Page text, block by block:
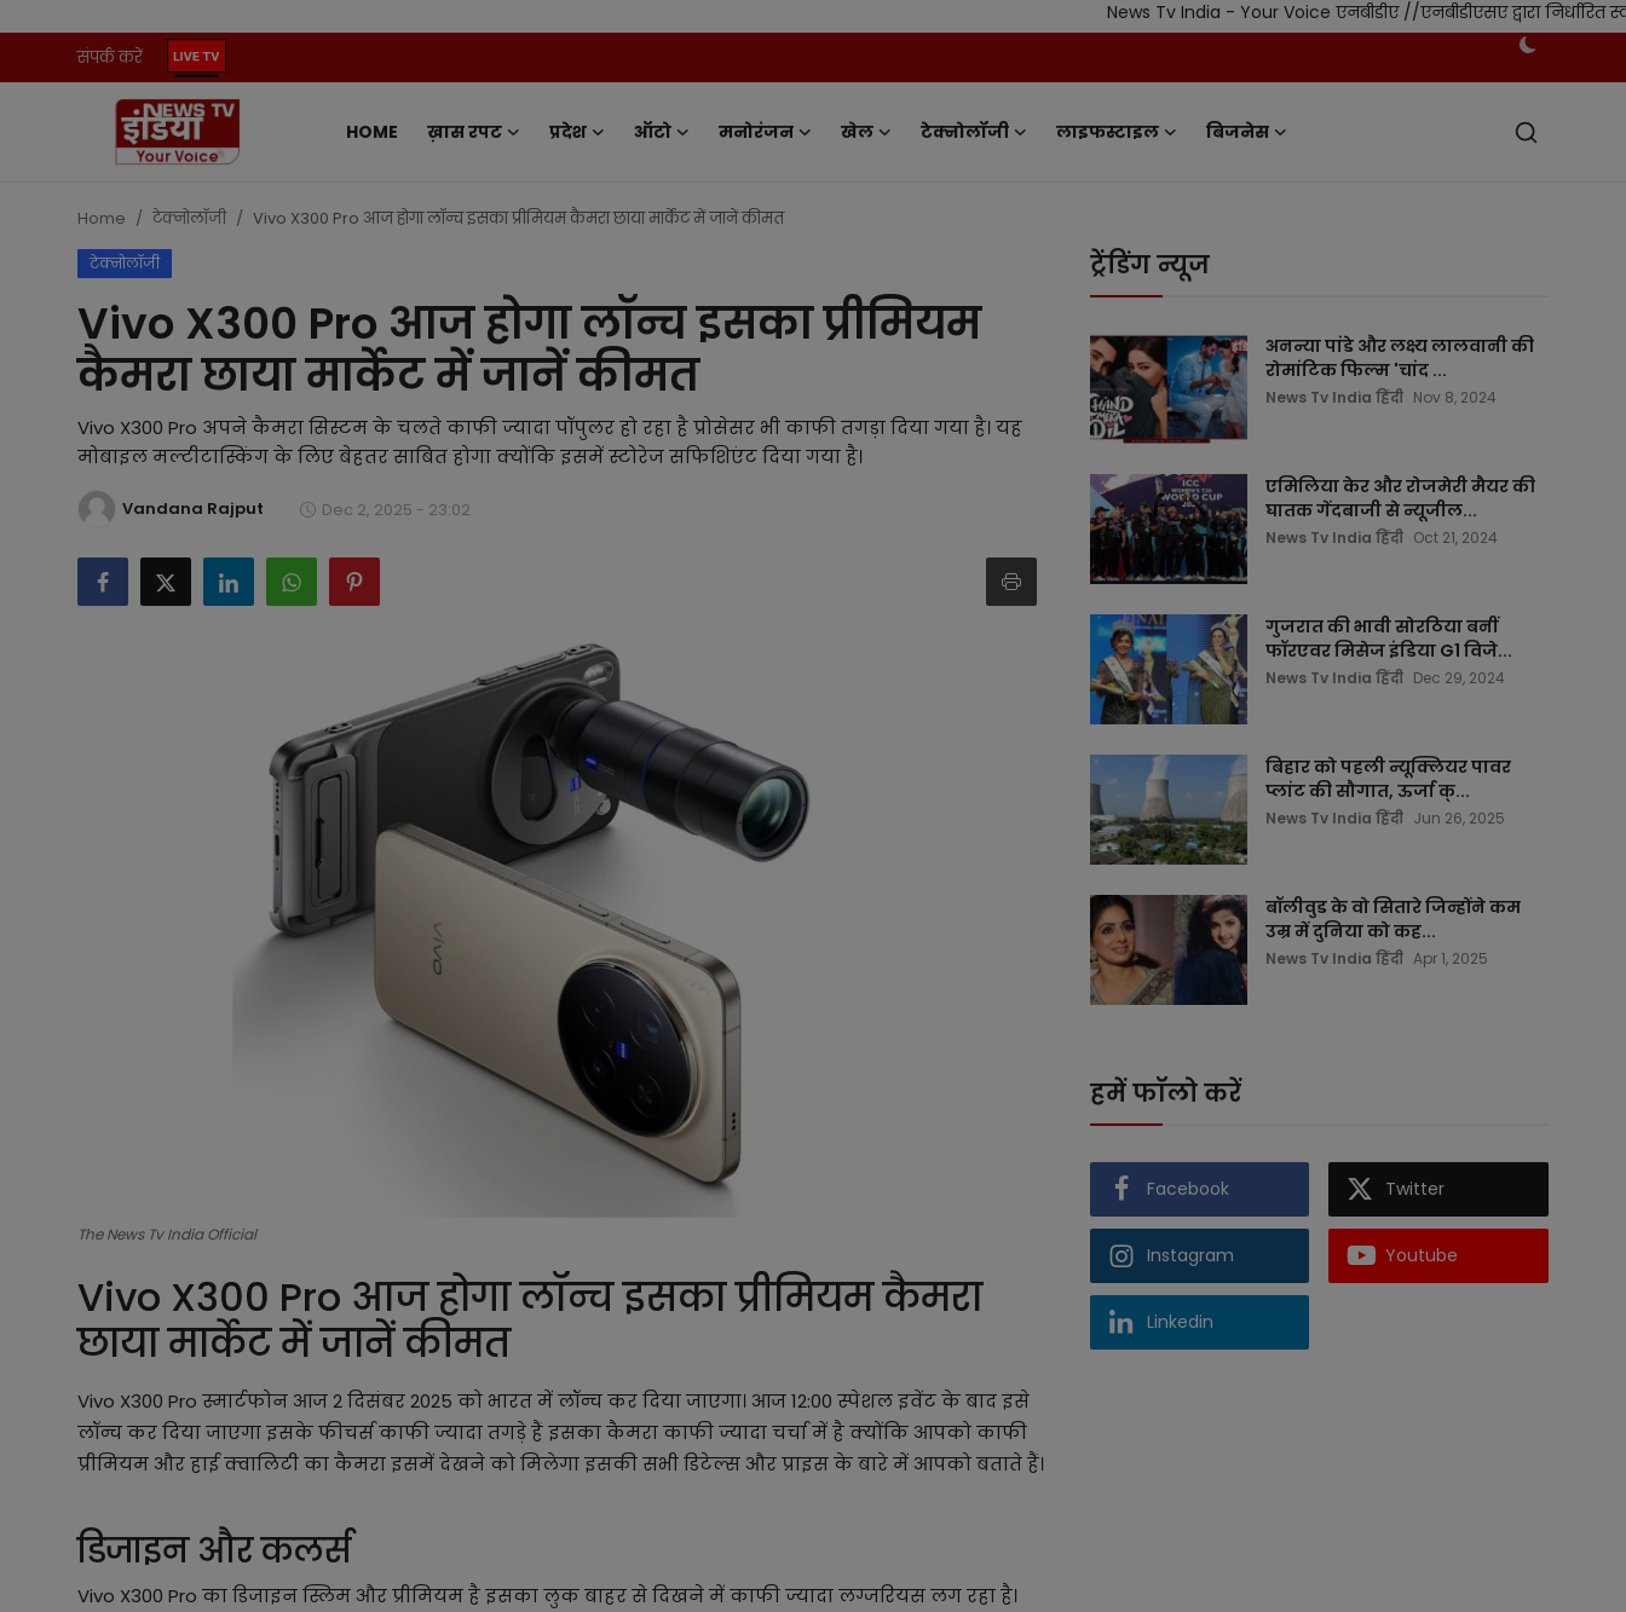
News Tv India - Your Voice एनबीडीए //एनबीडीएसए द्वारा निर्धारित स्वतंत्र
संपर्क करें
HOME ख़ास रपट प्रदेश ऑटो मनोरंजन खेल टेक्नोलॉजी लाइफस्टाइल बिजनेस
संपर्क करें
ख़ास रपट
मनोरंजन
टेक्नोलॉजी
Home टेक्नोलॉजी Vivo X300 Pro आज होगा लॉन्च इसका प्रीमियम कैमरा छाया मार्केट में जानें कीमत
टेक्नोलॉजी
Vivo X300 Pro आज होगा लॉन्च इसका प्रीमियम
कैमरा छाया मार्केट में जानें कीमत
Vivo X300 Pro अपने कैमरा सिस्टम के चलते काफी ज्यादा पॉपुलर हो रहा है प्रोसेसर भी काफी तगड़ा दिया गया है। यह
मोबाइल मल्टीटास्किंग के लिए बेहतर साबित होगा क्योंकि इसमें स्टोरेज सफिशिएंट दिया गया है।
Vandana Rajput Dec 2, 2025 - 23:02
The News Tv India Official
Vivo X300 Pro आज होगा लॉन्च इसका प्रीमियम कैमरा
छाया मार्केट में जानें कीमत
Vivo X300 Pro स्मार्टफोन आज 2 दिसंबर 2025 को भारत में लॉन्च कर दिया जाएगा। आज 12:00 स्पेशल इवेंट के बाद इसे
लॉन्च कर दिया जाएगा इसके फीचर्स काफी ज्यादा तगड़े हैं इसका कैमरा काफी ज्यादा चर्चा में है क्योंकि आपको काफी
प्रीमियम और हाई क्वालिटी का कैमरा इसमें देखने को मिलेगा इसकी सभी डिटेल्स और प्राइस के बारे में आपको बताते हैं।
डिजाइन और कलर्स
Vivo X300 Pro का डिजाइन स्लिम और प्रीमियम है इसका लुक बाहर से दिखने में काफी ज्यादा लग्जरियस लग रहा है।
ट्रेंडिंग न्यूज
अनन्या पांडे और लक्ष्य लालवानी की
रोमांटिक फिल्म 'चांद ...
News Tv India हिंदी Nov 8, 2024
एमिलिया केर और रोजमेरी मैयर की
घातक गेंदबाजी से न्यूजील...
News Tv India हिंदी Oct 21, 2024
गुजरात की भावी सोरठिया बनीं
फॉरएवर मिसेज इंडिया G1 विजे...
News Tv India हिंदी Dec 29, 2024
बिहार को पहली न्यूक्लियर पावर
प्लांट की सौगात, ऊर्जा क्...
News Tv India हिंदी Jun 26, 2025
बॉलीवुड के वो सितारे जिन्होंने कम
उम्र में दुनिया को कह...
News Tv India हिंदी Apr 1, 2025
हमें फॉलो करें
Facebook Twitter
Instagram Youtube
Linkedin